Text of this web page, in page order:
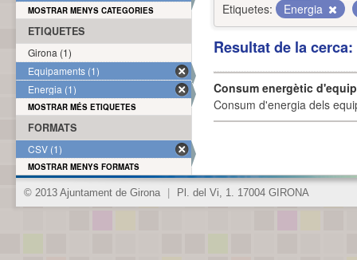
Etiquetes:
Energia
Resultat de la
Consum energètic
Consum d'energia dels
MOSTRAR MENYS CATEGORIES
ETIQUETES
Girona (1)
Equipaments (1)
Energia (1)
MOSTRAR MÉS ETIQUETES
FORMATS
CSV (1)
MOSTRAR MENYS FORMATS
© 2013 Ajuntament de Girona Pl. del Vi, 1. 17004 GIRONA